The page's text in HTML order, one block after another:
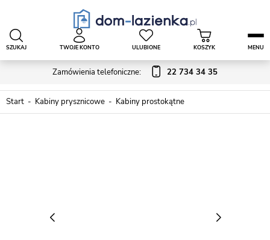
Zamówienia telefoniczne: 22 734 34 35
SZUKAJ TWOJE KONTO ULUBIONE KOSZYK MENU
Start Kabiny prysznicowe Kabiny prostokątne